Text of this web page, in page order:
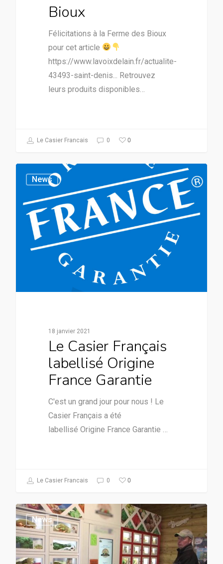
Bioux
Félicitations à la Ferme des Bioux
pour cet article
https://www.lavoixdelain.fr/actualite-
43493-saint-denis... Retrouvez
leurs produits disponibles…
Le Casier Francais 0 0
News
18 janvier 2021
Le Casier Français
labellisé Origine
France Garantie
C'est un grand jour pour nous ! Le
Casier Français a été
labellisé Origine France Garantie …
Le Casier Francais 0 0
News